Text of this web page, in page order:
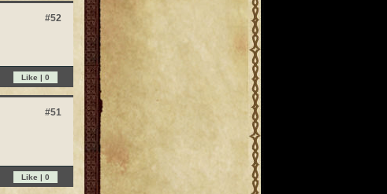
#52
Like | 0
#51
Like | 0